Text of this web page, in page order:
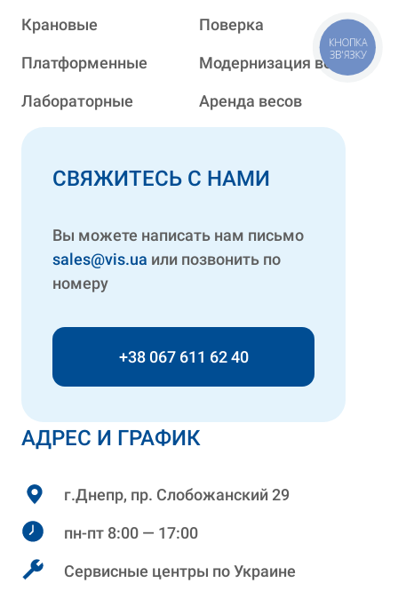
АДРЕС И ГРАФИК
г.Днепр, пр. Слобожанский 29
пн-пт 8:00 — 17:00
Сервисные центры по Украине
Крановые
Платформенные
Лабораторные
Поверка
Модернизация весов
Аренда весов
СВЯЖИТЕСЬ С НАМИ
Вы можете написать нам письмо
sales@vis.ua или позвонить по
номеру
+38 067 611 62 40
КНОПКА
ЗВ'ЯЗКУ